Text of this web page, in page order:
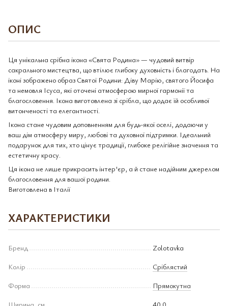
ОПИС
Ця унікальна срібна ікона «Свята Родина» — чудовий витвір
сакрального мистецтва, що втілює глибоку духовність і благодать. На
іконі зображено образ Святої Родини: Діву Марію, святого Йосифа
та немовля Ісуса, які оточені атмосферою мирної гармонії та
благословення. Ікона виготовлена зі срібла, що додає їй особливої
витонченості та елегантності.
Ікона стане чудовим доповненням для будь-якої оселі, додаючи у
ваш дім атмосферу миру, любові та духовної підтримки. Ідеальний
подарунок для тих, хто цінує традиції, глибоке релігійне значення та
естетичну красу.
Ця ікона не лише прикрасить інтер'єр, а й стане надійним джерелом
благословення для вашої родини.
Виготовлена в Італії
ХАРАКТЕРИСТИКИ
Бренд
Zolotavka
Колір
Сріблястий
Форма
Прямокутна
Ширина, см
40.0